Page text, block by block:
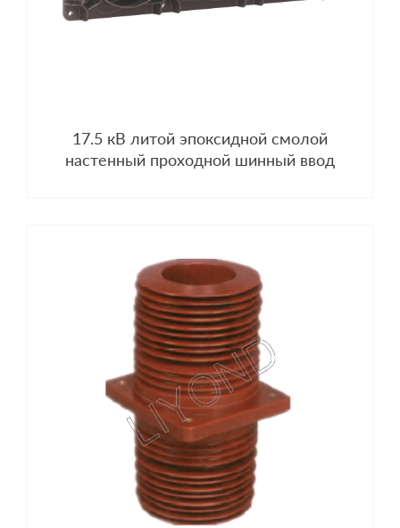
17.5 кВ литой эпоксидной смолой
настенный проходной шинный ввод